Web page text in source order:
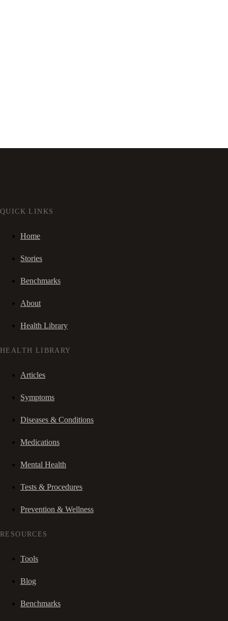
QUICK LINKS
Home
Stories
Benchmarks
About
Health Library
HEALTH LIBRARY
Articles
Symptoms
Diseases & Conditions
Medications
Mental Health
Tests & Procedures
Prevention & Wellness
RESOURCES
Tools
Blog
Benchmarks